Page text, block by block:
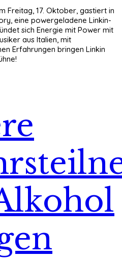
Freitag, 17. Oktober, gastiert in
eine powergeladene Linkin-
sich Energie mit Power mit
aus Italien, mit
Erfahrungen bringen Linkin